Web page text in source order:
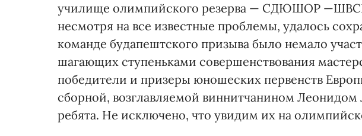
училище олимпийского резерва — СДЮШОР
несмотря на все известные проблемы, удалось
команде будапештского призыва было немало
шагающих ступеньками совершенствования
победители и призеры юношеских первенств
сборной, возглавляемой виннитчанином
ребята. Не исключено, что увидим их на